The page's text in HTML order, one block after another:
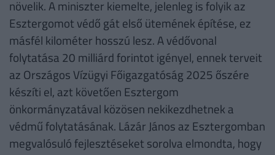
növelik. A miniszter kiemelte, jelenleg is folyik az
Esztergomot védő gát első ütemének építése, ez
másfél kilométer hosszú lesz. A védővonal
folytatása 20 milliárd forintot igényel, ennek terveit
az Országos Vízügyi Főigazgatóság 2025 őszére
készíti el, azt követően Esztergom
önkormányzatával közösen nekikezdhetnek a
védmű folytatásának. Lázár János az Esztergomban
megvalósuló fejlesztéseket sorolva elmondta, hogy